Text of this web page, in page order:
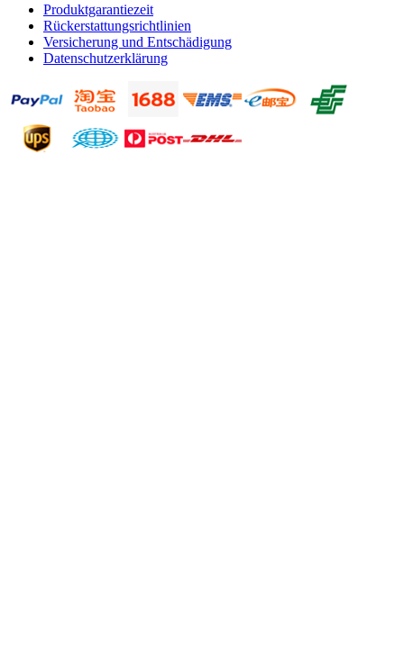
Produktgarantiezeit
Rückerstattungsrichtlinien
Versicherung und Entschädigung
Datenschutzerklärung